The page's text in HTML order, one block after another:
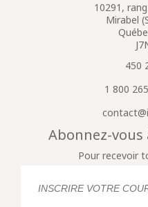
10291,
Mirabel
450
1 800
Abonnez-
Pour recevoir